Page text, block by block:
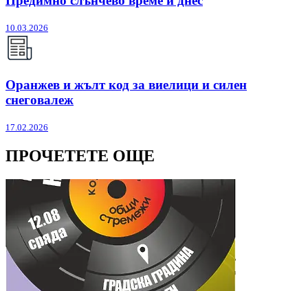
10.03.2026
Оранжев и жълт код за виелици и силен
снеговалеж
17.02.2026
ПРОЧЕТЕТЕ ОЩЕ